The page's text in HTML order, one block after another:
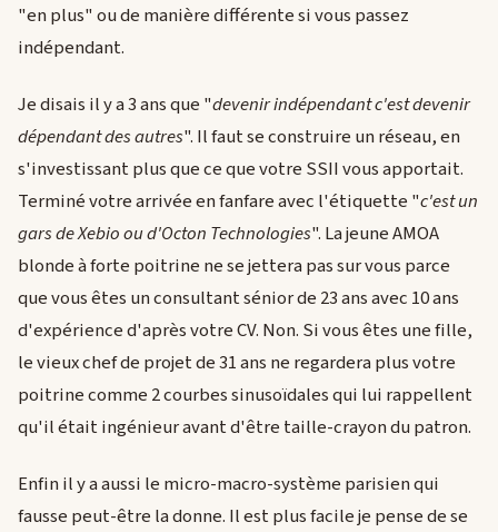
"en plus" ou de manière différente si vous passez
indépendant.
Je disais il y a 3 ans que "devenir indépendant c'est devenir
dépendant des autres". Il faut se construire un réseau, en
s'investissant plus que ce que votre SSII vous apportait.
Terminé votre arrivée en fanfare avec l'étiquette "c'est un
gars de Xebio ou d'Octon Technologies". La jeune AMOA
blonde à forte poitrine ne se jettera pas sur vous parce
que vous êtes un consultant sénior de 23 ans avec 10 ans
d'expérience d'après votre CV. Non. Si vous êtes une fille,
le vieux chef de projet de 31 ans ne regardera plus votre
poitrine comme 2 courbes sinusoïdales qui lui rappellent
qu'il était ingénieur avant d'être taille-crayon du patron.
Enfin il y a aussi le micro-macro-système parisien qui
fausse peut-être la donne. Il est plus facile je pense de se